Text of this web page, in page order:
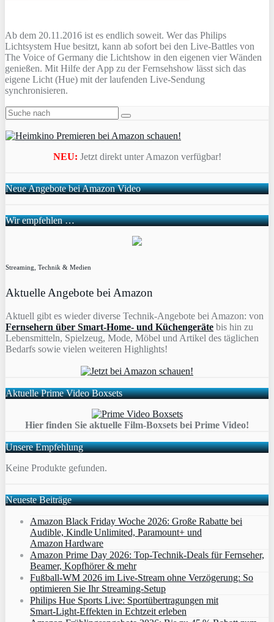
Ab dem 20.11.2016 ist es endlich soweit. Wer das Philips
Lichtsystem Hue besitzt, kann ab sofort bei den Live-Battles von
The Voice of Germany die Lichtshow in den eigenen vier Wänden
genießen. Mit Hilfe der App zu der Fernsehshow lässt sich das
eigene Licht (Hue) mit der laufenden Live-Sendung
synchronisieren.
NEU: Jetzt direkt unter Amazon verfügbar!
Neue Angebote bei Amazon Video
Wir empfehlen …
Streaming, Technik & Medien
Aktuelle Angebote bei Amazon
Aktuell gibt es wieder diverse Technik-Angebote bei Amazon: von
Fernsehern über Smart-Home- und Küchengeräte bis hin zu
Lebensmitteln, Spielzeug, Mode, Möbel und Artikel des täglichen
Bedarfs sowie vielen weiteren Highlights!
Aktuelle Prime Video Boxsets
Hier finden Sie aktuelle Film-Boxsets bei Prime Video!
Unsere Empfehlung
Keine Produkte gefunden.
Neueste Beiträge
Amazon Black Friday Woche 2026: Große Rabatte bei
Audible, Kindle Unlimited, Paramount+ und
Amazon Hardware
Amazon Prime Day 2026: Top-Technik-Deals für Fernseher,
Beamer, Kopfhörer & mehr
Fußball-WM 2026 im Live-Stream ohne Verzögerung: So
optimieren Sie Ihr Streaming-Setup
Philips Hue Sports Live: Sportübertragungen mit
Smart‑Light‑Effekten in Echtzeit erleben